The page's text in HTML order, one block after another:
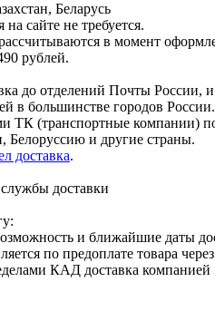
Беларусь
сайте не требуется.
в момент
рублей.
до отделений Почты России,
в большинстве городов России.
ТК (транспортные компании)
Белоруссию и другие страны.
доставка.
и ближайшие даты
по предоплате товара
КАД доставка компанией